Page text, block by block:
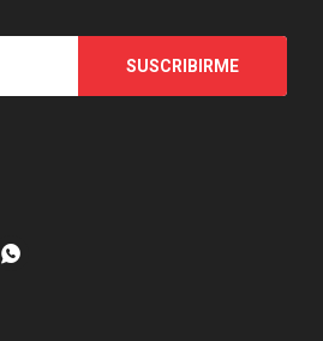
SUSCRIBIRME
